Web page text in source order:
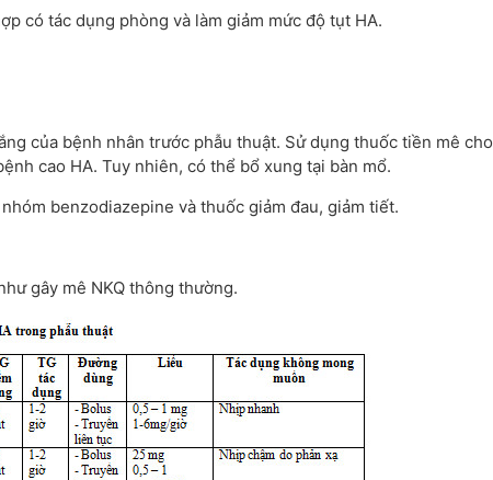
có tác dụng phòng và làm giảm mức độ tụt HA.
của bệnh nhân trước phẫu thuật. Sử dụng thuốc tiền mê cho
cao HA. Tuy nhiên, có thể bổ xung tại bàn mổ.
benzodiazepine và thuốc giảm đau, giảm tiết.
gây mê NKQ thông thường.